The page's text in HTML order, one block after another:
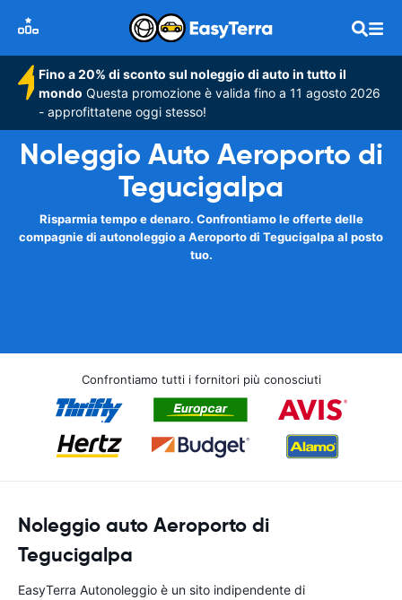
Fino a 20% di sconto sul noleggio di auto in tutto il
mondo Questa promozione è valida fino a 11 agosto 2026
- approfittatene oggi stesso!
Noleggio Auto Aeroporto di
Tegucigalpa
Risparmia tempo e denaro. Confrontiamo le offerte delle
compagnie di autonoleggio a Aeroporto di Tegucigalpa al posto
tuo.
Confrontiamo tutti i fornitori più conosciuti
Noleggio auto Aeroporto di
Tegucigalpa
EasyTerra Autonoleggio è un sito indipendente di